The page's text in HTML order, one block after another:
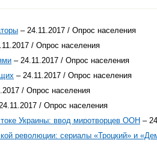
– 24.11.2017 / Опрос населения
/ Опрос населения
– 24.11.2017 / Опрос населения
– 24.11.2017 / Опрос населения
/ Опрос населения
/ Опрос населения
Украины: ввод миротворцев ООН –
революции: сериалы «Троцкий» и